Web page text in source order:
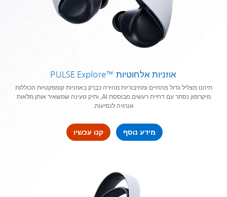
אוזניות אלחוטיות PULSE Explore™‎
תיהנו מצליל גדול מהחיים ומחיבוריות מהירה כברק באוזניות קומפקטיות הכוללות
מיקרופון נסתר עם דחיית רעשים מבוססת AI, ותיק טעינה שמשאיר אותן מלאות
אנרגיה לנסיעות.
מידע נוסף קנו עכשיו